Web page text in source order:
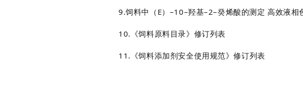
9.饲料中（ E） –10–羟基–2–癸烯酸的测定 高效液相
10. 《饲料原料目录》修订列表
11 .《饲料添加剂安全使用规范》修订列表